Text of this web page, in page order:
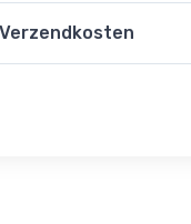
Verzendkosten